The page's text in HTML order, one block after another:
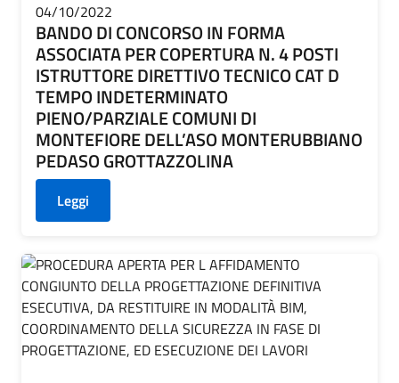
04/10/2022
BANDO DI CONCORSO IN FORMA
ASSOCIATA PER COPERTURA N. 4 POSTI
ISTRUTTORE DIRETTIVO TECNICO CAT D
TEMPO INDETERMINATO
PIENO/PARZIALE COMUNI DI
MONTEFIORE DELL’ASO MONTERUBBIANO
PEDASO GROTTAZZOLINA
Leggi